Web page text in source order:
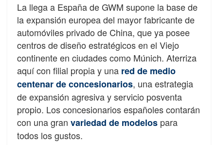
La llega a España de GWM supone la base de
la expansión europea del mayor fabricante de
automóviles privado de China, que ya posee
centros de diseño estratégicos en el Viejo
continente en ciudades como Múnich. Aterriza
aquí con filial propia y una red de medio
centenar de concesionarios, una estrategia
de expansión agresiva y servicio posventa
propio. Los concesionarios españoles contarán
con una gran variedad de modelos para
todos los gustos.